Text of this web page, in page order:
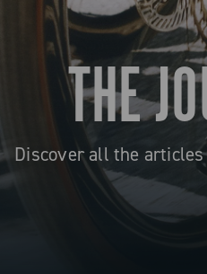
THE
Discover all the